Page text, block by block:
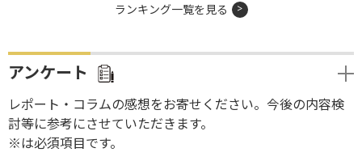
ランキング一覧を見る
アンケート
レポート・コラムの感想をお寄せください。今後の内容検
討等に参考にさせていただきます。
※は必須項目です。